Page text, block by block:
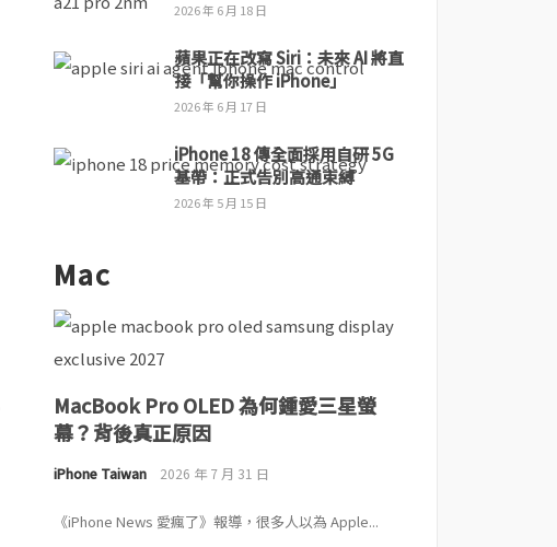
2026 年 6 月 18 日
蘋果正在改寫 Siri：未來 AI 將直
接「幫你操作 iPhone」
2026 年 6 月 17 日
iPhone 18 傳全面採用自研 5G
基帶：正式告別高通束縛
2026 年 5 月 15 日
Mac
MacBook Pro OLED 為何鍾愛三星螢
幕？背後真正原因
iPhone Taiwan 2026 年 7 月 31 日
《iPhone News 愛瘋了》報導，很多人以為 Apple...